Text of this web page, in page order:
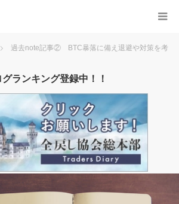
過去note記事② BTC暴落に備え退避や対策を考
グランキング登録中！！